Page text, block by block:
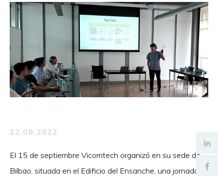
22.09.2022
El 15 de septiembre Vicomtech organizó en su sede de
Bilbao, situada en el Edificio del Ensanche, una jornada